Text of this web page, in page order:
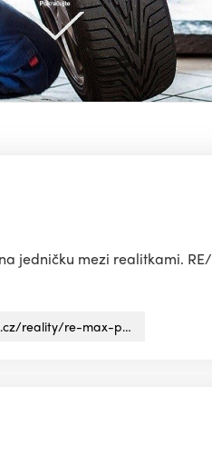
jedničku mezi realitkami.
reality/re-max-p…